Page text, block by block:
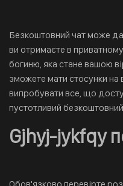
Безкоштовний чат може
ви отримаєте в
богиню, яка стане вашою
зможете мати стосунки на
випробувати все, що
пустотливий
Gjhyj-jykfqy